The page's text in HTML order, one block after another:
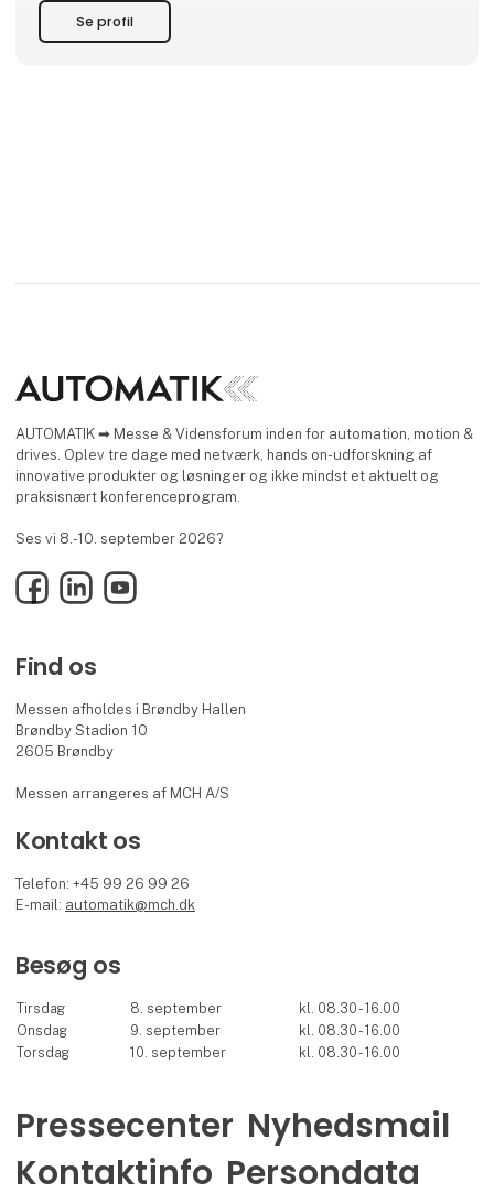
livscyklussen for bygninger, industrier og infrastr
Se profil
AUTOMATIK ➡ Messe & Vidensforum inden for automation, motion &
drives. Oplev tre dage med netværk, hands on-udforskning af
innovative produkter og løsninger og ikke mindst et aktuelt og
praksisnært konferenceprogram.
Ses vi 8.-10. september 2026?
FacebookLinkedInYouTube
Find os
Messen afholdes i Brøndby Hallen
Brøndby Stadion 10
2605 Brøndby
Messen arrangeres af MCH A/S
Kontakt os
Telefon: +45 99 26 99 26
E-mail: automatik@mch.dk
Besøg os
Tirsdag 8. september
kl. 08.30 - 16.00
Onsdag
9. september
kl. 08.30 - 16.00
Torsdag
10. september kl. 08.30 - 16.00
Pressecenter Nyhedsmail
Kontaktinfo Persondata